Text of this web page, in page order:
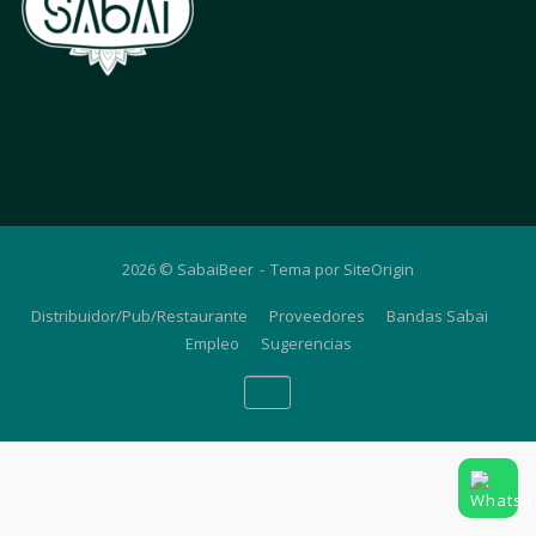
2026 © SabaiBeer Tema por SiteOrigin
Distribuidor/Pub/Restaurante Proveedores
Bandas Sabai
Empleo
Sugerencias